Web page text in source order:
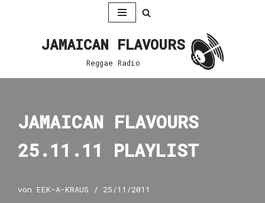
JAMAICAN FLAVOURS
Reggae Radio
JAMAICAN FLAVOURS
25.11.11 PLAYLIST
von EEK-A-KRAUS 25/11/2011